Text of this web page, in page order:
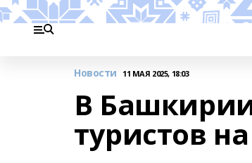
Новости 11 МАЯ 2025, 18:03
В
туристов